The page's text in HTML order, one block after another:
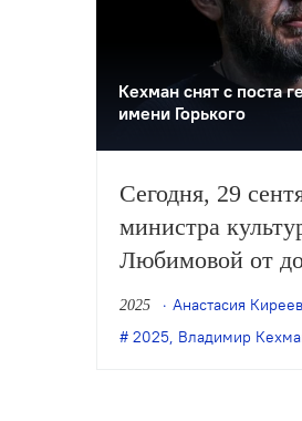
Кехман снят с поста
имени Горького
Сегодня, 29
министра
Любимовой от
генерального
имени Горького
2025
Анастасия
2025, Владимир